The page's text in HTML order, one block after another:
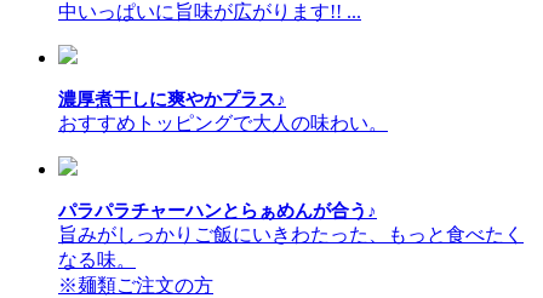
中いっぱいに旨味が広がります!! ...
濃厚煮干しに爽やかプラス♪
おすすめトッピングで大人の味わい。
パラパラチャーハンとらぁめんが合う♪
旨みがしっかりご飯にいきわたった、もっと食べたく
なる味。
※麺類ご注文の方